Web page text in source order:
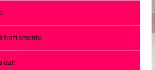
trattamento
dati